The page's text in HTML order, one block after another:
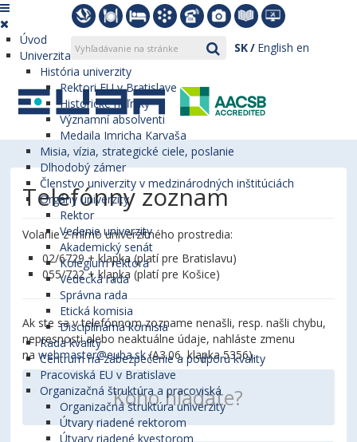
SK English en
Úvod
Univerzita
História univerzity
Rektori EU v Bratislave
Historické míľniky
Významní absolventi
Medaila Imricha Karvaša
Misia, vízia, strategické ciele, poslanie
Dlhodobý zámer
Členstvo univerzity v medzinárodných inštitúciách
Orgány univerzity
Rektor
Vedenie univerzity
Akademický senát
Kolégium rektora
Vedecká rada
Správna rada
Etická komisia
Disciplinárna komisia
Rada kvality
Centrum na zabezpečenie a podporu kvality
Pracoviská EU v Bratislave
Organizačná štruktúra a pracoviská
Organizačná štruktúra univerzity
Útvary riadené rektorom
Útvary riadené kvestorom
Telefónny zoznam
Volanie z mimo univerzitného prostredia:
02/6729 + klapka (platí pre Bratislavu)
055/722 + klapka (platí pre Košice)
Ak ste sa v telefónnom zozname nenašli, resp. našli chybu,
nepresnosti alebo neaktuálne údaje, nahláste zmenu
nawebmaster@euba.sk(A3.06, klapka 5356).